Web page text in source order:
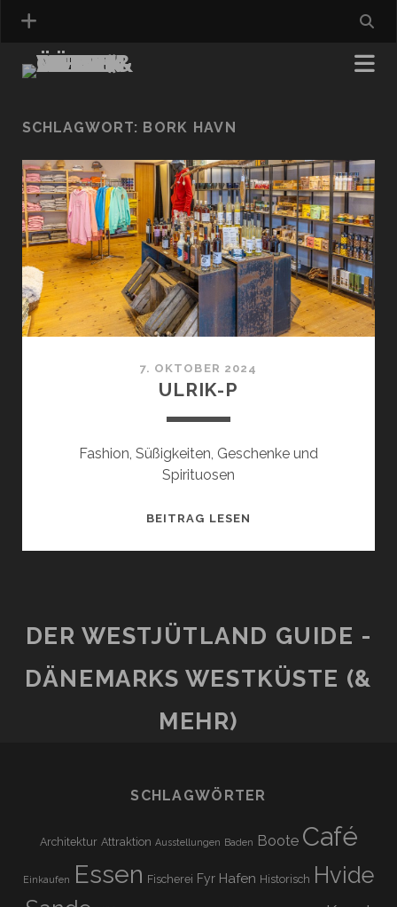
SCHLAGWORT: BORK HAVN
7. OKTOBER 2024
ULRIK-P
Fashion, Süßigkeiten, Geschenke und
Spirituosen
BEITRAG LESEN
DER WESTJÜTLAND GUIDE -
DÄNEMARKS WESTKÜSTE (&
MEHR)
SCHLAGWÖRTER
Architektur Attraktion Ausstellungen Baden Boote Café
Einkaufen Essen Fischerei Fyr Hafen Historisch Hvide